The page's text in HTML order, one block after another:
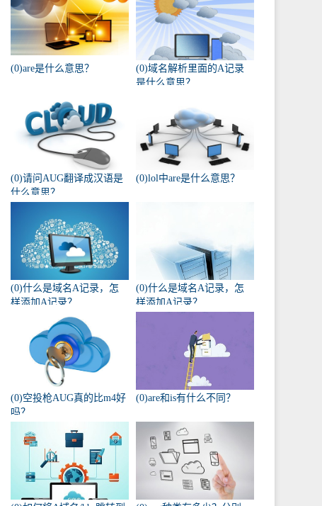
(0)are是什么意思？
(0)域名解析里面的A记录
是什么意思？
(0)请问AUG翻译成汉语是
什么意思？
(0)lol中are是什么意思？
(0)什么是域名A记录，怎
样添加A记录？
(0)什么是域名A记录，怎
样添加A记录？
(0)空投枪AUG真的比m4好
吗？
(0)are和is有什么不同？